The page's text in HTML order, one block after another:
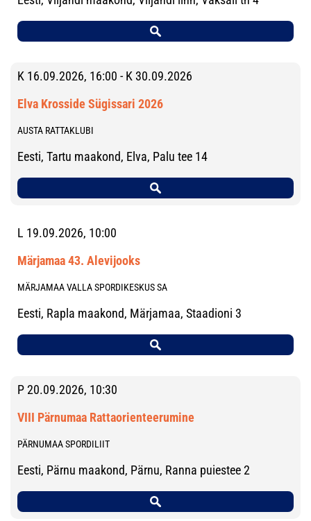
K 16.09.2026, 16:00 - K 30.09.2026
Elva Krosside Sügissari 2026
AUSTA RATTAKLUBI
Eesti, Tartu maakond, Elva, Palu tee 14
L 19.09.2026, 10:00
Märjamaa 43. Alevijooks
MÄRJAMAA VALLA SPORDIKESKUS SA
Eesti, Rapla maakond, Märjamaa, Staadioni 3
P 20.09.2026, 10:30
VIII Pärnumaa Rattaorienteerumine
PÄRNUMAA SPORDILIIT
Eesti, Pärnu maakond, Pärnu, Ranna puiestee 2